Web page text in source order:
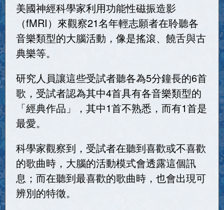
美國神經科學家利用功能性磁振造影
（fMRI）來觀察21名年輕志願者在聆聽各
音樂類型的大腦活動，像是搖滾、饒舌與古
典樂等。
研究人員讓這些受試者聽各為5分鐘長的6首
歌，受試者認為其中4首具有各音樂類型的
「經典作品」，其中1首不熟悉，而有1首是
最愛。
科學家觀察到，受試者在聽到喜歡或不喜歡
的歌曲時，大腦的活動模式會透露這個訊
息；而在聽到最喜歡的歌曲時，也會出現可
辨別的特徵。